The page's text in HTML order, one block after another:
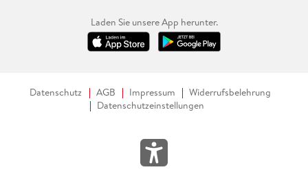
Laden Sie unsere App herunter.
Datenschutz AGB Impressum
Widerrufsbelehrung
Datenschutzeinstellungen